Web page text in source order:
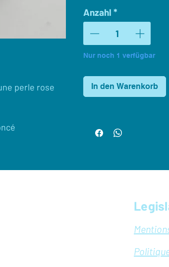
perle rose
Anzahl *
Nur noch 1 verfügbar
In den Warenkorb